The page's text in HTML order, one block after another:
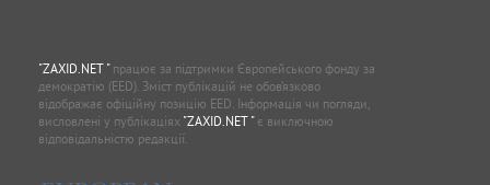
"ZAXID.NET "працює за підтримки Європейського фонду за
демократію (EED). Зміст публікацій не обов’язково
відображає офіційну позицію EED. Інформація чи погляди,
висловлені у публікаціях "ZAXID.NET "є виключною
відповідальністю редакції.